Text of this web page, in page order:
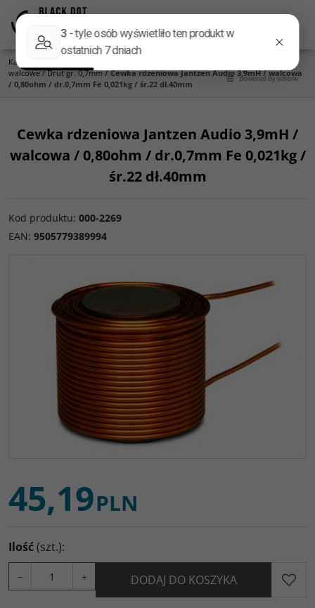
MenuPanel
Kategoria główna
Cewki rdzeniowe
walcowe / Drut gr. 0,7mm / Cewka rdzeniowa Jantzen Audio 3,9mH / walcowa
/ 0,80ohm / dr.0,7mm Fe 0,021kg / śr.22 dł.40mm
Cewka rdzeniowa Jantzen Audio 3,9mH /
walcowa / 0,80ohm / dr.0,7mm Fe 0,021kg /
śr.22 dł.40mm
Kod produktu: 000-2269
EAN: 9505779389994
45,19PLN
Ilość(szt.):
− + DODAJ DO KOSZYKA